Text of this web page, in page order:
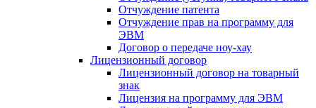
Отчуждение патента
Отчуждение прав на программу для
ЭВМ
Договор о передаче ноу-хау
Лицензионный договор
Лицензионный договор на товарный
знак
Лицензия на программу для ЭВМ